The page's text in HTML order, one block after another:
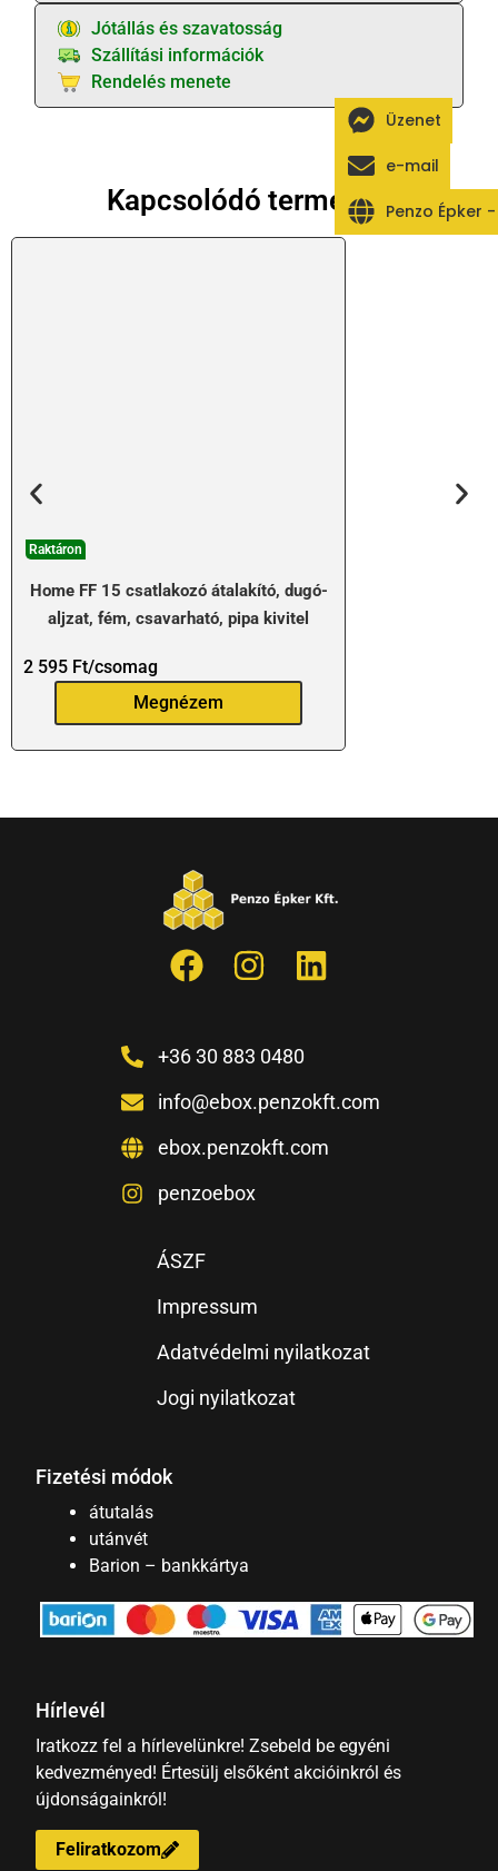
Jótállás és szavatosság
Szállítási információk
Rendelés menete
Kapcsolódó termékek
Raktáron
Home FF 15 csatlakozó átalakító, dugó-
aljzat, fém, csavarható, pipa kivitel
2 595 Ft/csomag
Megnézem
+36 30 883 0480
info@ebox.penzokft.com
ebox.penzokft.com
penzoebox
ÁSZF
Impressum
Adatvédelmi nyilatkozat
Jogi nyilatkozat
Fizetési módok
átutalás
utánvét
Barion – bankkártya
Hírlevél
Iratkozz fel a hírlevelünkre! Zsebeld be egyéni
kedvezményed! Értesülj elsőként akcióinkról és
újdonságainkról!
Feliratkozom
Üzenet
e-mail
Penzo Épker